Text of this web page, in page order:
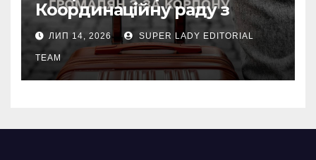
Координаційну раду з
питань ВПО та
добровільного повернення
громадян з-за кордону.
ЛИП 14, 2026 SUPER LADY EDITORIAL
TEAM